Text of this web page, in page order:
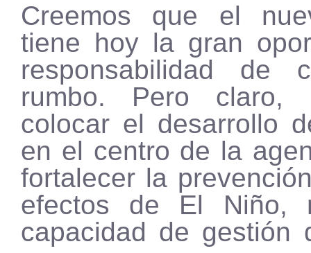
Creemos que el
tiene hoy la gran
responsabilidad de
rumbo. Pero claro,
colocar el desarrollo
en el centro de la
fortalecer la
efectos de El Niño,
capacidad de gestión